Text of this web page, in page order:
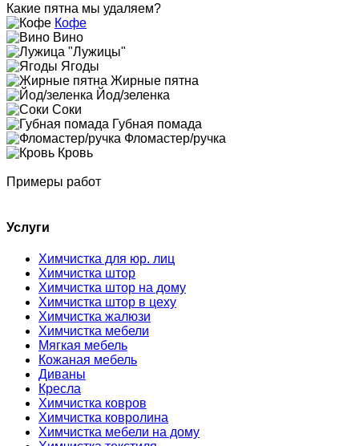
Какие пятна мы удаляем?
Кофе
Вино
"Лужицы"
Ягоды
Жирные пятна
Йод/зеленка
Соки
Губная помада
Фломастер/ручка
Кровь
Примеры работ
Услуги
Химчистка для юр. лиц
Химчистка штор
Химчистка штор на дому
Химчистка штор в цеху
Химчистка жалюзи
Химчистка мебели
Мягкая мебель
Кожаная мебель
Диваны
Кресла
Химчистка ковров
Химчистка ковролина
Химчистка мебели на дому